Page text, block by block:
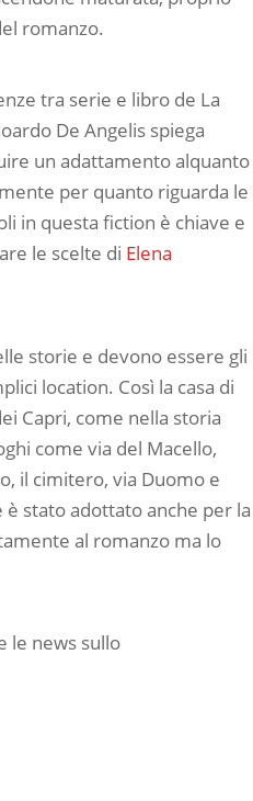
romanzo.
tra serie e libro de La
De Angelis spiega
un adattamento alquanto
per quanto riguarda le
in questa fiction è chiave e
le scelte di Elena
storie e devono essere gli
location. Così la casa di
Capri, come nella storia
come via del Macello,
il cimitero, via Duomo e
stato adottato anche per la
al romanzo ma lo
le news sullo